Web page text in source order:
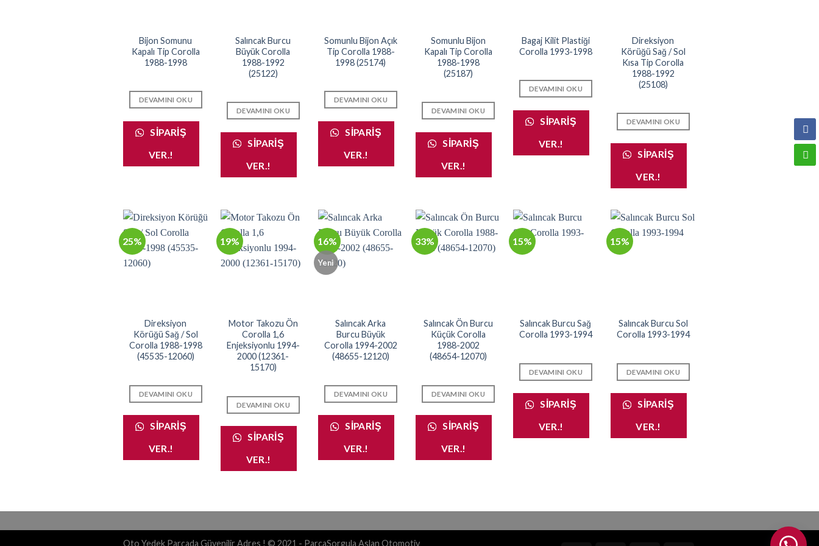
Bijon Somunu
Kapalı Tip Corolla
1988-1998
DEVAMINI OKU
SIPARIŞ
VER.!
Salıncak Burcu
Büyük Corolla
1988-1992
(25122)
DEVAMINI OKU
SIPARIŞ
VER.!
Somunlu Bijon Açık
Tip Corolla 1988-
1998 (25174)
DEVAMINI OKU
SIPARIŞ
VER.!
Somunlu Bijon
Kapalı Tip Corolla
1988-1998
(25187)
DEVAMINI OKU
SIPARIŞ
VER.!
Bagaj Kilit Plastiği
Corolla 1993-1998
DEVAMINI OKU
SIPARIŞ
VER.!
Direksiyon
Körüğü Sağ / Sol
Kısa Tip Corolla
1988-1992
(25108)
DEVAMINI OKU
SIPARIŞ
VER.!
25%
Direksiyon
Körüğü Sağ / Sol
Corolla 1988-1998
(45535-12060)
DEVAMINI OKU
SIPARIŞ
VER.!
19%
Motor Takozu Ön
Corolla 1,6
Enjeksiyonlu 1994-
2000 (12361-
15170)
DEVAMINI OKU
SIPARIŞ
VER.!
16%
Yeni
Salıncak Arka
Burcu Büyük
Corolla 1994-2002
(48655-12120)
DEVAMINI OKU
SIPARIŞ
VER.!
33%
Salıncak Ön Burcu
Küçük Corolla
1988-2002
(48654-12070)
DEVAMINI OKU
SIPARIŞ
VER.!
15%
Salıncak Burcu Sağ
Corolla 1993-1994
DEVAMINI OKU
SIPARIŞ
VER.!
15%
Salıncak Burcu Sol
Corolla 1993-1994
DEVAMINI OKU
SIPARIŞ
VER.!
Oto Yedek Parçada Güvenilir Adres ! © 2021 - ParcaSorgula Aslan Otomotiv